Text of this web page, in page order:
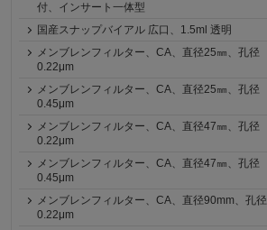
付、インサート一体型
国産スナップバイアル 広口、1.5ml 透明
メンブレンフィルター、CA、直径25㎜、孔径
0.22μm
メンブレンフィルター、CA、直径25㎜、孔径
0.45μm
メンブレンフィルター、CA、直径47㎜、孔径
0.22μm
メンブレンフィルター、CA、直径47㎜、孔径
0.45μm
メンブレンフィルター、CA、直径90mm、孔径
0.22μm